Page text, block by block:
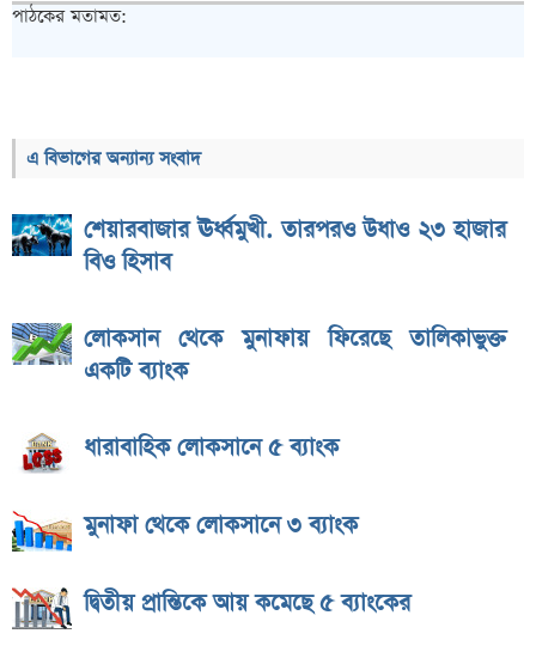
পাঠকের মতামত:
এ বিভাগের অন্যান্য সংবাদ
শেয়ারবাজার ঊর্ধ্বমুখী. তারপরও উধাও ২৩ হাজার
বিও হিসাব
লোকসান থেকে মুনাফায় ফিরেছে তালিকাভুক্ত
একটি ব্যাংক
ধারাবাহিক লোকসানে ৫ ব্যাংক
মুনাফা থেকে লোকসানে ৩ ব্যাংক
দ্বিতীয় প্রান্তিকে আয় কমেছে ৫ ব্যাংকের